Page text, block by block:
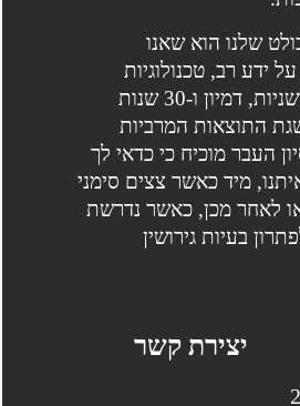
שלנו הוא שאנו
ידע רב, טכנולוגיות
חשיבה חדשניות, דמיון ו-30 שנות
התוצאות המרביות
העבר מוכיח כי כדאי לך
מיד כאשר צצים סימני
או לאחר מכן, כאשר נדרשת
בעיות גירושין
יצירת קשר